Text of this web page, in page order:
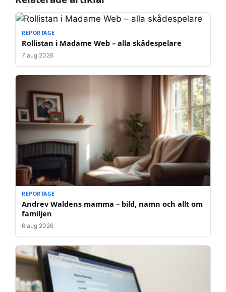
REPORTAGE
Rollistan i Madame Web – alla skådespelare
7 aug 2026
REPORTAGE
Andrev Waldens mamma – bild, namn och allt om
familjen
6 aug 2026